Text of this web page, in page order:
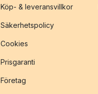
Köp- & leveransvillkor
Säkerhetspolicy
Cookies
Prisgaranti
Företag